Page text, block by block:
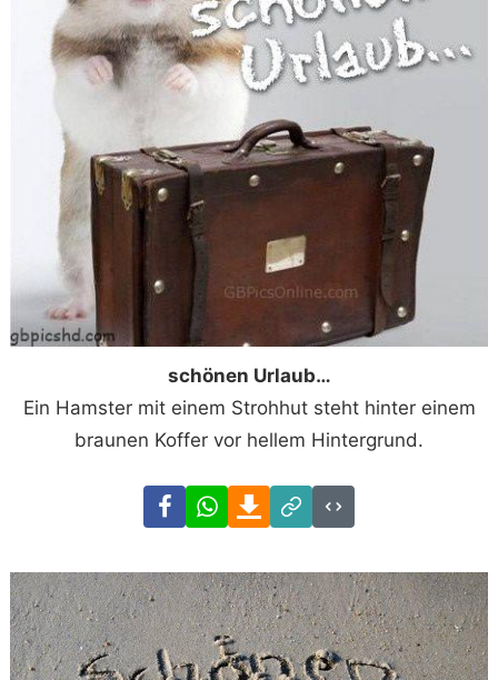
schönen Urlaub…
Ein Hamster mit einem Strohhut steht hinter einem
braunen Koffer vor hellem Hintergrund.
FacebookWhatsAppDownload
Link
Code